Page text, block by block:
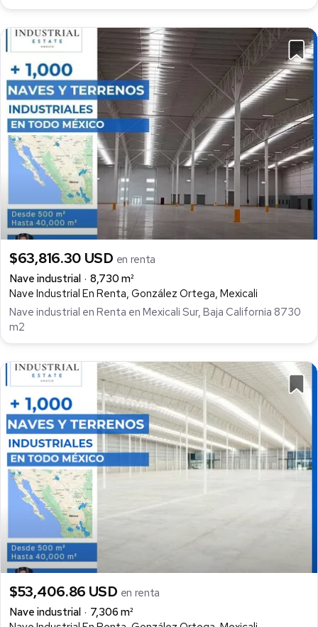
$63,816.30 USD en renta
Nave industrial
8,730 m²
Nave Industrial En Renta, González Ortega, Mexicali
Nave industrial en Renta en Mexicali Sur, Baja California 8730
m2
$53,406.86 USD en renta
Nave industrial
7,306 m²